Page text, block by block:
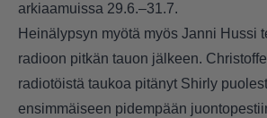
arkiaamuissa 29.6.–31.7.
Heinälypsyn myötä myös Janni Hussi
radioon pitkän tauon jälkeen.
radiotöistä taukoa pitänyt Shirly
ensimmäiseen pidempään